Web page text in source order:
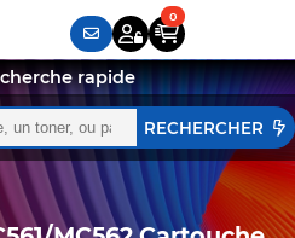
complétion sont
rapide